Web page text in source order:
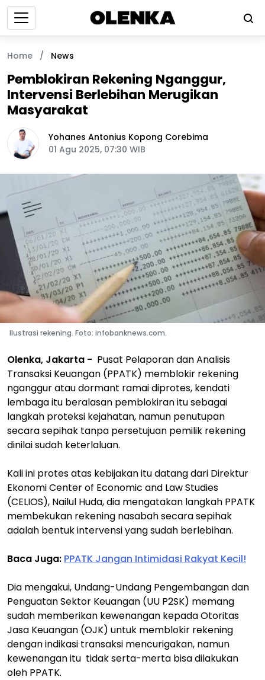
Home / News
Pemblokiran Rekening Nganggur,
Intervensi Berlebihan Merugikan
Masyarakat
Yohanes Antonius Kopong Corebima
01 Agu 2025, 07:30 WIB
Ilustrasi rekening. Foto: infobanknews.com.
Olenka, Jakarta - Pusat Pelaporan dan Analisis
Transaksi Keuangan (PPATK) memblokir rekening
nganggur atau dormant ramai diprotes, kendati
lembaga itu beralasan pemblokiran itu sebagai
langkah proteksi kejahatan, namun penutupan
secara sepihak tanpa persetujuan pemilik rekening
dinilai sudah keterlaluan.
Kali ini protes atas kebijakan itu datang dari Direktur
Ekonomi Center of Economic and Law Studies
(CELIOS), Nailul Huda, dia mengatakan langkah PPATK
membekukan rekening nasabah secara sepihak
adalah bentuk intervensi yang sudah berlebihan.
Baca Juga: PPATK Jangan Intimidasi Rakyat Kecil!
Dia mengakui, Undang-Undang Pengembangan dan
Penguatan Sektor Keuangan (UU P2SK) memang
sudah memberikan kewenangan kepada Otoritas
Jasa Keuangan (OJK) untuk memblokir rekening
dengan indikasi transaksi mencurigakan, namun
kewenangan itu tidak serta-merta bisa dilakukan
oleh PPATK.